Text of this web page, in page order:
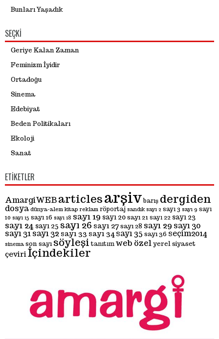
Bunları Yaşadık
SEÇKI
Geriye Kalan Zaman
Feminizm İyidir
Ortadoğu
Sinema
Edebiyat
Beden Politikaları
Ekoloji
Sanat
ETIKETLER
AmargiWEBarticlesarşiv barış dergiden
dosya dünya-alem kitap reklam röportaj sandık sayı 2 sayı 3 sayı 9 sayı
10 sayı 15 sayı 16 sayı 18 sayı 19 sayı 20sayı 21 sayı 22 sayı 23
sayı 24 sayı 25 sayı 26 sayı 27sayı 28 sayı 29 sayı 30
sayı 31sayı 32 sayı 33 sayı 34sayı 35 sayı 36 seçim2014
sinema son sayı söyleşi tanıtım web özelyerel siyaset
çeviriİçindekiler